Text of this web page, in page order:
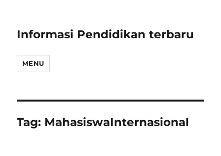
Informasi Pendidikan terbaru
MENU
Tag: MahasiswaInternasional